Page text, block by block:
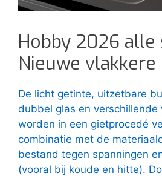
Hobby 2026 alle
Nieuwe vlakkere
De licht getinte, uitzetbare
dubbel glas en verschillende
worden in een gietprocedé
combinatie met de
bestand tegen spanningen
(vooral bij koude en hitte).